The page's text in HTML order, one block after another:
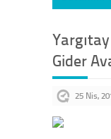
Gider
25 Nis,